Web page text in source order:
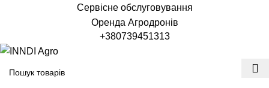
Сервісне обслуговування
Оренда Агродронів
+380739451313